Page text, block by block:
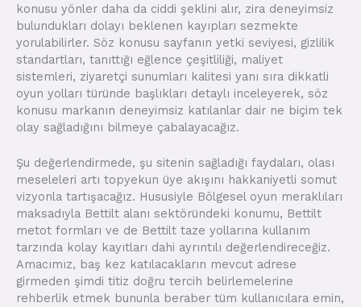
konusu yönler daha da ciddi şeklini alır, zira deneyimsiz
bulundukları dolayı beklenen kayıpları sezmekte
yorulabilirler. Söz konusu sayfanın yetki seviyesi, gizlilik
standartları, tanıttığı eğlence çeşitliliği, maliyet
sistemleri, ziyaretçi sunumları kalitesi yanı sıra dikkatli
oyun yolları türünde başlıkları detaylı inceleyerek, söz
konusu markanın deneyimsiz katılanlar dair ne biçim tek
olay sağladığını bilmeye çabalayacağız.
Şu değerlendirmede, şu sitenin sağladığı faydaları, olası
meseleleri artı topyekun üye akışını hakkaniyetli somut
vizyonla tartışacağız. Hususiyle Bölgesel oyun meraklıları
maksadıyla Bettilt alanı sektöründeki konumu, Bettilt
metot formları ve de Bettilt taze yollarına kullanım
tarzında kolay kayıtları dahi ayrıntılı değerlendireceğiz.
Amacımız, baş kez katılacakların mevcut adrese
girmeden şimdi titiz doğru tercih belirlemelerine
rehberlik etmek bununla beraber tüm kullanıcılara emin,